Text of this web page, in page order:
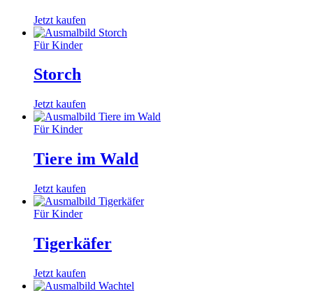
Jetzt kaufen
Für Kinder
Storch
Jetzt kaufen
Für Kinder
Tiere im Wald
Jetzt kaufen
Für Kinder
Tigerkäfer
Jetzt kaufen